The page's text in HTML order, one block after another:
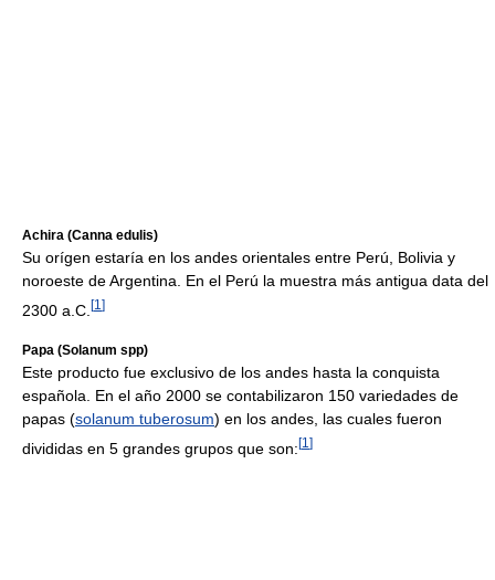
Achira (Canna edulis)
Su orígen estaría en los andes orientales entre Perú, Bolivia y
noroeste de Argentina. En el Perú la muestra más antigua data del
2300 a.C. [1 ]
Papa (Solanum spp)
Este producto fue exclusivo de los andes hasta la conquista
española. En el año 2000 se contabilizaron 150 variedades de
papas (solanum tuberosum) en los andes, las cuales fueron
divididas en 5 grandes grupos que son: [1 ]